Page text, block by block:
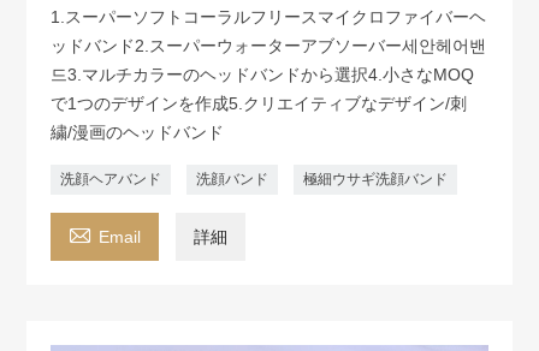
1.スーパーソフトコーラルフリースマイクロファイバーヘ
ッドバンド2.スーパーウォーターアブソーバー세안헤어밴
드3.マルチカラーのヘッドバンドから選択4.小さなMOQ
で1つのデザインを作成5.クリエイティブなデザイン/刺
繍/漫画のヘッドバンド
洗顔ヘアバンド 洗顔バンド 極細ウサギ洗顔バンド
 Email 詳細